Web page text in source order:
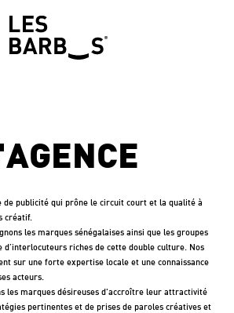
de publicité qui prône le circuit court et la qualité à
créatif.
les marques sénégalaises ainsi que les groupes
d’interlocuteurs riches de cette double culture. Nos
sur une forte expertise locale et une connaissance
acteurs.
les marques désireuses d'accroître leur attractivité
pertinentes et de prises de paroles créatives et